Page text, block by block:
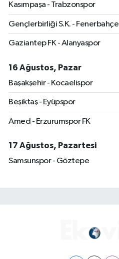
Kasımpaşa - Trabzonspor
Gençlerbirliği S.K. - Fenerbahçe
Gaziantep FK - Alanyaspor
16 Ağustos, Pazar
Başakşehir - Kocaelispor
Beşiktaş - Eyüpspor
Amed - Erzurumspor FK
17 Ağustos, Pazartesi
Samsunspor - Göztepe